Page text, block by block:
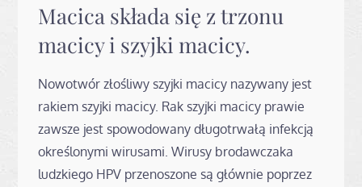
Macica składa się z trzonu
macicy i szyjki macicy.
Nowotwór złośliwy szyjki macicy nazywany jest
rakiem szyjki macicy. Rak szyjki macicy prawie
zawsze jest spowodowany długotrwałą infekcją
określonymi wirusami. Wirusy brodawczaka
ludzkiego HPV przenoszone są głównie poprzez